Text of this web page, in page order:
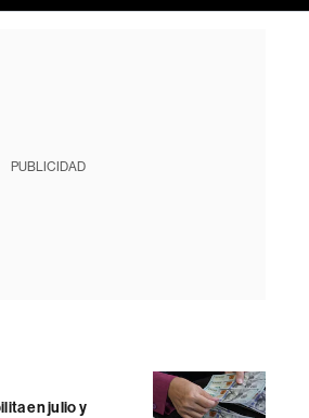
PUBLICIDAD
en julio y